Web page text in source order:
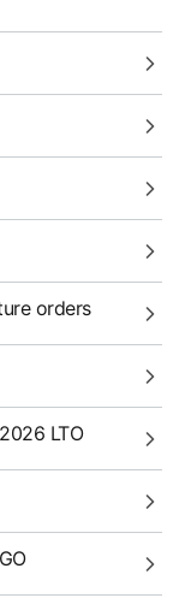
orders
LTO